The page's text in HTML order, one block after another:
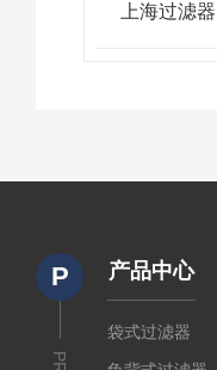
上海过滤器
P 产品中心
袋式过滤器